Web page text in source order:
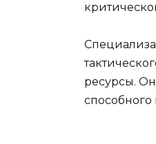
ресурсы.
способного